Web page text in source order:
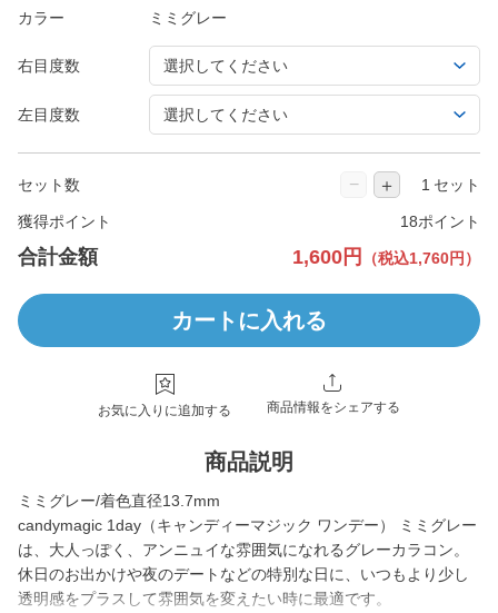
カラー
右目度数
左目度数
セット数 − ＋ セット
獲得ポイント 18ポイント
合計金額 1,600円 （税込1,760円）
カートに入れる
お気に入りに追加する 商品情報をシェアする
商品説明
ミミグレー/着色直径13.7mm
candymagic 1day（キャンディーマジック ワンデー） ミミグレー
は、大人っぽく、アンニュイな雰囲気になれるグレーカラコン。
休日のお出かけや夜のデートなどの特別な日に、いつもより少し
透明感をプラスして雰囲気を変えたい時に最適です。